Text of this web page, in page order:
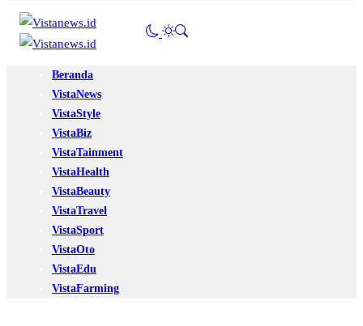
Beranda
VistaNews
VistaStyle
VistaBiz
VistaTainment
VistaHealth
VistaBeauty
VistaTravel
VistaSport
VistaOto
VistaEdu
VistaFarming